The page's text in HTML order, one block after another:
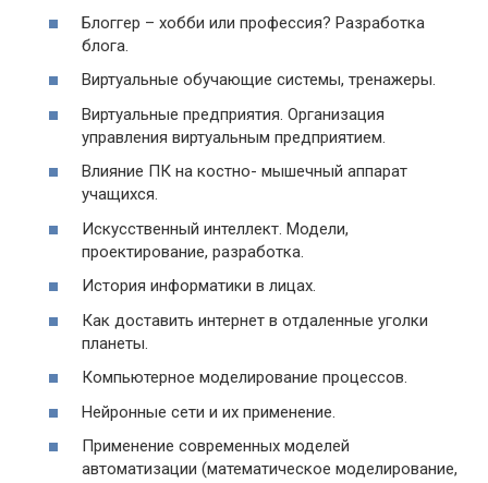
Блоггер – хобби или профессия? Разработка
блога.
Виртуальные обучающие системы, тренажеры.
Виртуальные предприятия. Организация
управления виртуальным предприятием.
Влияние ПК на костно- мышечный аппарат
учащихся.
Искусственный интеллект. Модели,
проектирование, разработка.
История информатики в лицах.
Как доставить интернет в отдаленные уголки
планеты.
Компьютерное моделирование процессов.
Нейронные сети и их применение.
Применение современных моделей
автоматизации (математическое моделирование,